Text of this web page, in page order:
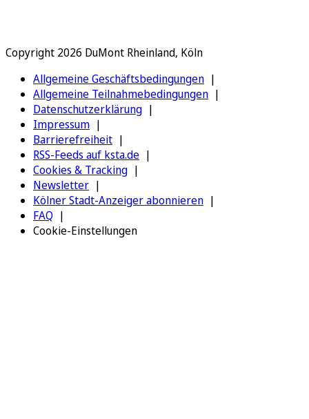
Copyright 2026 DuMont Rheinland, Köln
Allgemeine Geschäftsbedingungen
Allgemeine Teilnahmebedingungen
Datenschutzerklärung
Impressum
Barrierefreiheit
RSS-Feeds auf ksta.de
Cookies & Tracking
Newsletter
Kölner Stadt-Anzeiger abonnieren
FAQ
Cookie-Einstellungen